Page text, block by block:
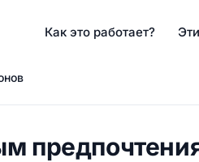
Как это работает?